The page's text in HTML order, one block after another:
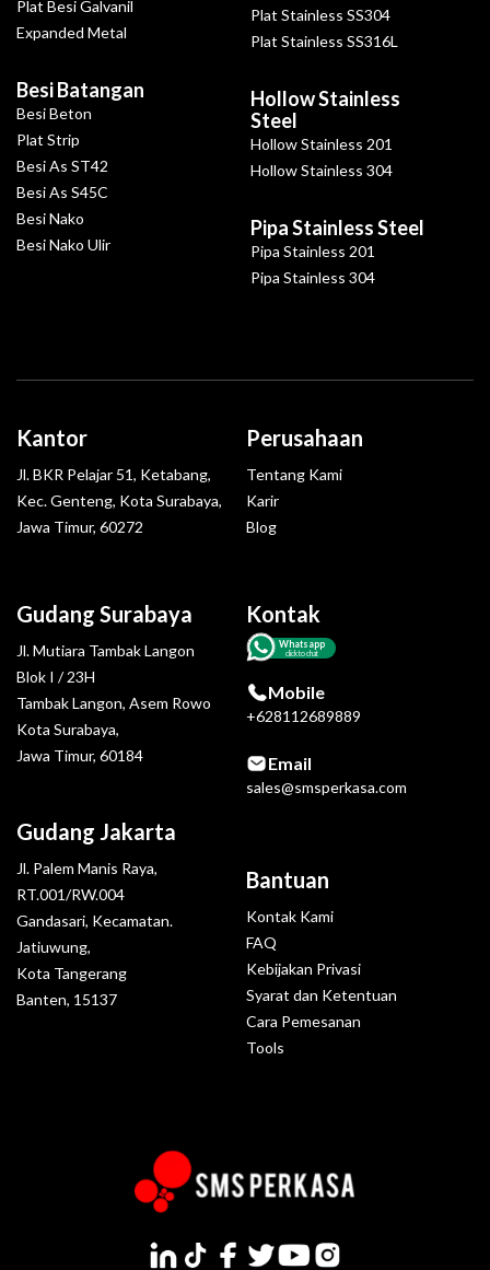
Plat Besi Galvanil
Expanded Metal
Besi Batangan
Besi Beton
Plat Strip
Besi As ST42
Besi As S45C
Besi Nako
Besi Nako Ulir
Plat Stainless SS304
Plat Stainless SS316L
Hollow Stainless
Steel
Hollow Stainless 201
Hollow Stainless 304
Pipa Stainless Steel
Pipa Stainless 201
Pipa Stainless 304
Gudang Surabaya
Jl. Mutiara Tambak Langon
Blok I / 23H
Tambak Langon, Asem Rowo
Kota Surabaya,
Jawa Timur, 60184
Gudang Jakarta
Jl. Palem Manis Raya,
RT.001/RW.004
Gandasari, Kecamatan.
Jatiuwung,
Kota Tangerang
Banten, 15137
Kantor
Jl. BKR Pelajar 51, Ketabang,
Kec. Genteng, Kota Surabaya,
Jawa Timur, 60272
Kontak
Whatsapp
click to chat
Mobile
+628112689889
Email
sales@smsperkasa.com
Perusahaan
Tentang Kami
Karir
Blog
Bantuan
Kontak Kami
FAQ
Kebijakan Privasi
Syarat dan Ketentuan
Cara Pemesanan
Tools